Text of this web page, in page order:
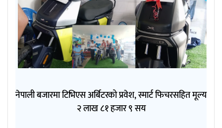
नेपाली बजारमा टिभिएस अर्बिटरको प्रवेश, स्मार्ट फिचरसहित मूल्य
२ लाख ८१ हजार ९ सय